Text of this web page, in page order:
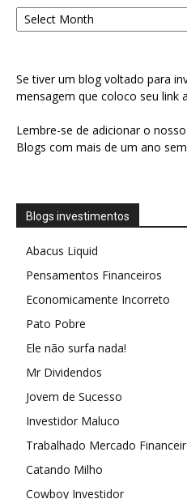
Arquivo
Se tiver um blog voltado para
mensagem que coloco seu link
Lembre-se de adicionar o
Blogs com mais de um ano
Blogs investimentos
Abacus Liquid
Pensamentos Financeiros
Economicamente Incorreto
Pato Pobre
Ele não surfa nada!
Mr Dividendos
Jovem de Sucesso
Investidor Maluco
Trabalhado Mercado
Catando Milho
Cowboy Investidor